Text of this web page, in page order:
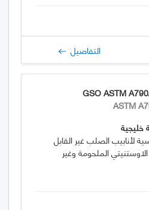
التفاصيل
GSO ASTM
ASTM
خليجية
لأنابيب الصلب غير القابل
الملحومة وغير